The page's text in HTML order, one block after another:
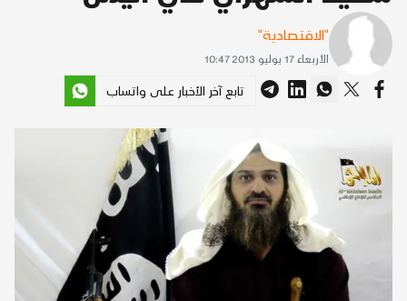
"الاقتصادية"
الأربعاء 17 يوليو 2013 10:47
تابع آخر الأخبار على واتساب